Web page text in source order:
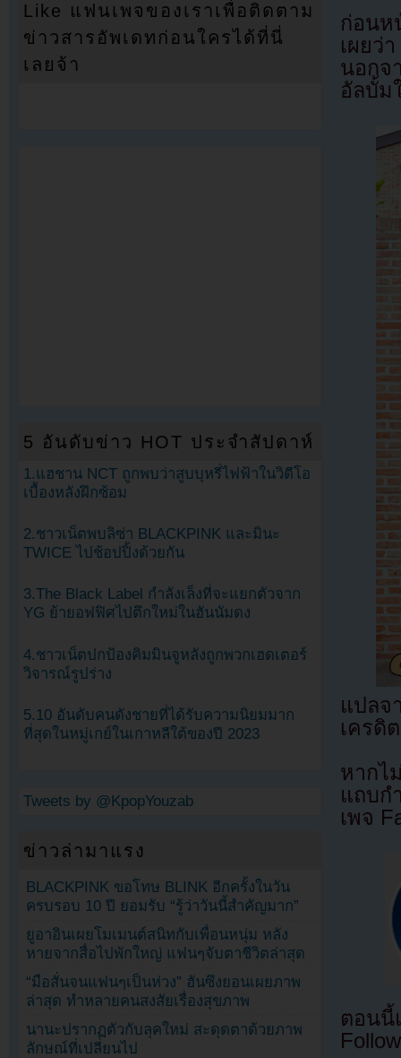
ก่อนห
เผยว่
นอกจ
อัลบั้
แปล
เครดิ
หากไ
แถบก
เพจ
ตอนนี้
Like แฟนเพจของเราเพื่อติดตาม
ข่าวสารอัพเดทก่อนใครได้ที่นี่
เลยจ้า
5 อันดับข่าว HOT ประจำสัปดาห์
1.แฮชาน NCT ถูกพบว่าสูบบุหรี่ไฟฟ้าในวิดีโอ
เบื้องหลังฝึกซ้อม
2.ชาวเน็ตพบลิซ่า BLACKPINK และมินะ
TWICE ไปช้อปปิ้งด้วยกัน
3.The Black Label กำลังเล็งที่จะแยกตัวจาก
YG ย้ายอฟฟิศไปตึกใหม่ในฮันนัมดง
4.ชาวเน็ตปกป้องคิมมินจูหลังถูกพวกเฮดเตอร์
วิจารณ์รูปร่าง
5.10 อันดับคนดังชายที่ได้รับความนิยมมาก
ที่สุดในหมู่เกย์ในเกาหลีใต้ของปี 2023
Tweets by @KpopYouzab
ข่าวล่ามาแรง
BLACKPINK ขอโทษ BLINK อีกครั้งในวัน
ครบรอบ 10 ปี ยอมรับ “รู้ว่าวันนี้สำคัญมาก”
ยูอาอินเผยโมเมนต์สนิทกับเพื่อนหนุ่ม หลัง
หายจากสื่อไปพักใหญ่ แฟนๆจับตาชีวิตล่าสุด
“มือสั่นจนแฟนๆเป็นห่วง” ฮันซึงยอนเผยภาพ
ล่าสุด ทำหลายคนสงสัยเรื่องสุขภาพ
นานะปรากฏตัวกับลุคใหม่ สะดุดตาด้วยภาพ
ลักษณ์ที่เปลี่ยนไป